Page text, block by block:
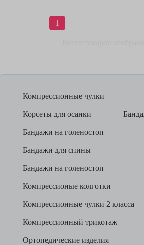
1
Компрессионные чулки
Корсеты для осанки
Бандажи на голеностоп
Бандажи для спины
Бандажи на голеностоп
Компрессионые колготки
Компрессионные чулки 2 класса
Компрессионный трикотаж
Ортопедические изделия